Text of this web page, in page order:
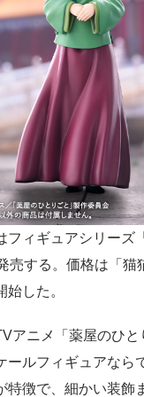
ィギュアシリーズ
売する。価格は「
始した。
アニメ「薬屋のひと
ールフィギュアな
特徴で、細かい装飾